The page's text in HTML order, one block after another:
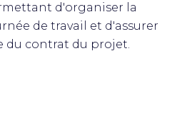
d'organiser la
de travail et d'assurer
du contrat du projet.